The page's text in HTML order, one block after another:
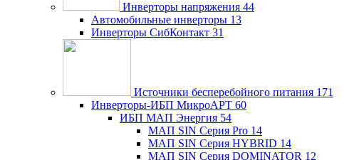
Инверторы напряжения 44
Автомобильные инверторы 13
Инверторы СибКонтакт 31
Источники бесперебойного питания 171
Инверторы-ИБП МикроАРТ 60
ИБП МАП Энергия 54
МАП SIN Серия Pro 14
МАП SIN Серия HYBRID 14
МАП SIN Серия DOMINATOR 12